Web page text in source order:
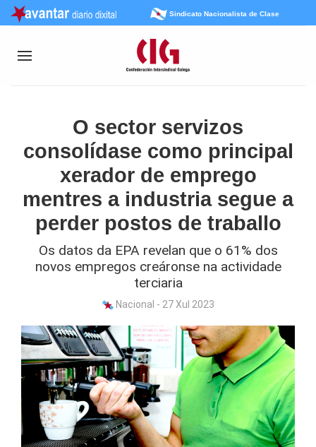
Sindicato Nacionalista de Clase
O sector servizos
consolídase como principal
xerador de emprego
mentres a industria segue a
perder postos de traballo
Os datos da EPA revelan que o 61% dos
novos empregos creáronse na actividade
terciaria
Nacional - 27 Xul 2023